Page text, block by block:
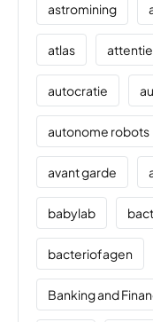
astromining
atlas
autocratie
autonome robots
avant garde
babylab
bacteriofagen
Banking and